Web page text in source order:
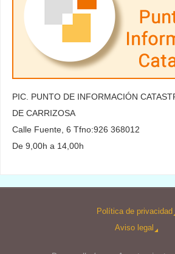
PIC. PUNTO DE INFORMACIÓN
DE CARRIZOSA
Calle Fuente, 6 Tfno:926 368012
De 9,00h a 14,00h
Política de privacidad
Aviso legal